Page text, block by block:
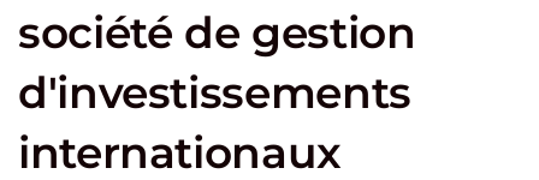
société de gestion
d'investissements
internationaux